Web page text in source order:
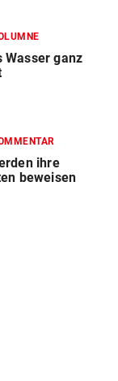
Wasser ganz
ihre
beweisen